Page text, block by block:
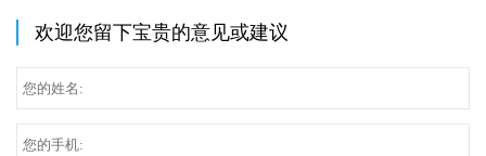
欢迎您留下宝贵的意见或建议